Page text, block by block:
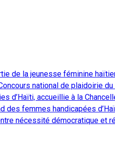
de la jeunesse féminine
national de plaidoirie du
d’Haïti, accueillie à la
des femmes handicapées
nécessité démocratique et